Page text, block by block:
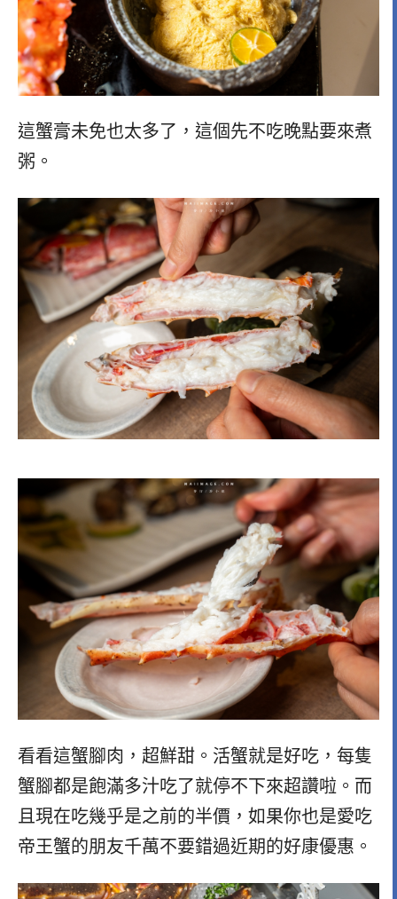
這蟹膏未免也太多了，這個先不吃晚點要來煮
粥。
看看這蟹腳肉，超鮮甜。活蟹就是好吃，每隻
蟹腳都是飽滿多汁吃了就停不下來超讚啦。而
且現在吃幾乎是之前的半價，如果你也是愛吃
帝王蟹的朋友千萬不要錯過近期的好康優惠。